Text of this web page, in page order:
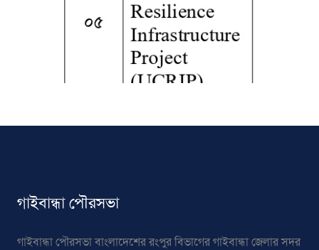
গাইবান্ধা পৌরসভা
গাইবান্ধা পৌরসভা বাংলাদেশের রংপুর বিভাগের গাইবান্ধা জেলার সদর